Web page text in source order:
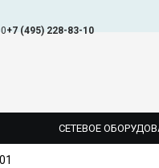
+7 (495) 228-83-10
СЕТЕВОЕ